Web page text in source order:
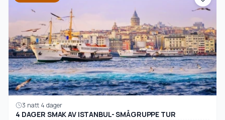
3 natt 4 dager
4 DAGER SMAK AV ISTANBUL- SMÅGRUPPE TUR